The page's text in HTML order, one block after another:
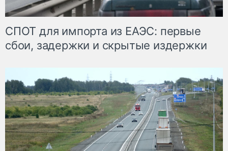
СПОТ для импорта из ЕАЭС: первые
сбои, задержки и скрытые издержки